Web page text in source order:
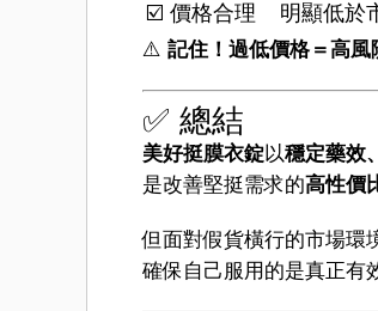
☑️ 價格合理
明顯低於
⚠️ 記住！過低價格＝高風
✅ 總結
美好挺膜衣錠以穩定藥效
是改善堅挺需求的高性價
但面對假貨橫行的市場環
確保自己服用的是真正有